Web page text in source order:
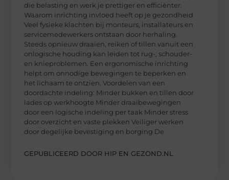
die belasting en werk je prettiger en efficiënter.
Waarom inrichting invloed heeft op je gezondheid
Veel fysieke klachten bij monteurs, installateurs en
servicemedewerkers ontstaan door herhaling.
Steeds opnieuw draaien, reiken of tillen vanuit een
onlogische houding kan leiden tot rug-, schouder-
en knieproblemen. Een ergonomische inrichting
helpt om onnodige bewegingen te beperken en
het lichaam te ontzien. Voordelen van een
doordachte indeling: Minder bukken en tillen door
lades op werkhoogte Minder draaibewegingen
door een logische indeling per taak Minder stress
door overzicht en vaste plekken Veiliger werken
door degelijke bevestiging en borging De
GEPUBLICEERD DOOR HIP EN GEZOND.NL